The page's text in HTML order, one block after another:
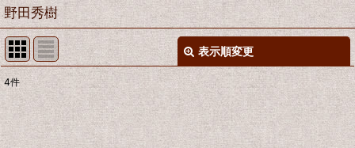
野田秀樹
表示順変更
表示数 :
並び順
4件